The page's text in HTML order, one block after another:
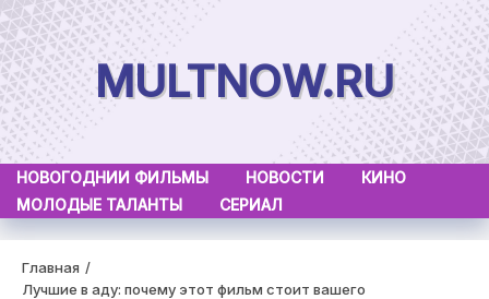
Skip
to
content
MULTNOW.RU
НОВОГОДНИИ ФИЛЬМЫ НОВОСТИ
КИНО
МОЛОДЫЕ ТАЛАНТЫ
СЕРИАЛ
Главная
Лучшие в аду: почему этот фильм стоит вашего